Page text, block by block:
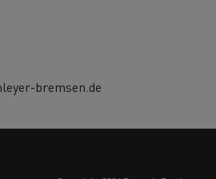
bremsen.de